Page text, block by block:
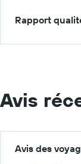
Avis
Avis des